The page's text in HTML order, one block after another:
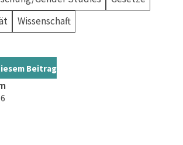
Wissenschaft
Beitrag